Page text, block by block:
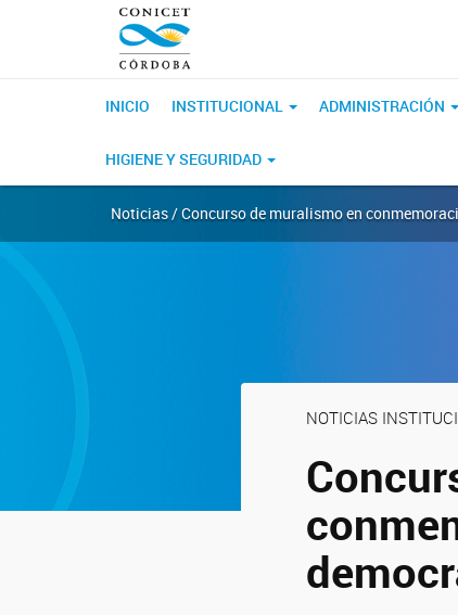
INICIO INSTITUCIONAL ADMINISTRACIÓN
HIGIENE Y SEGURIDAD
Noticias / Concurso de muralismo en
NOTICIAS